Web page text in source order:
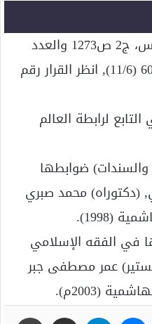
1/مجلة المجمع (العدد السادس، ج2 ص1273 والعدد
السابع ج1 ص73), قرار رقم: 60 (11/6), انظر القرار رقم
لرابطة العالم
والسندات) ضوابطها
(دكتوراه) محمد صبري
(1998).
في الفقه الإسلامي
عمر مصطفى جبر
(2003م).